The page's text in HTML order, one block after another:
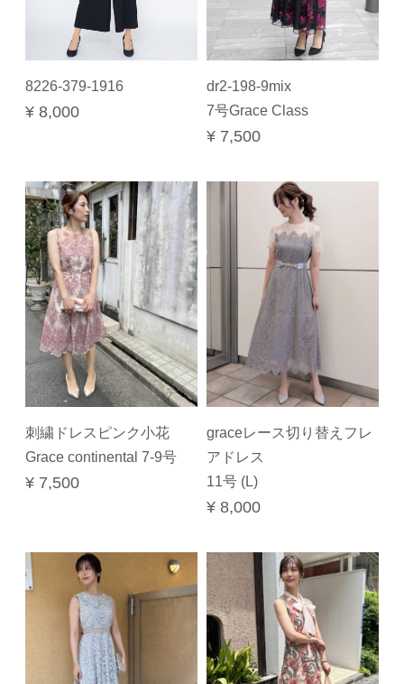
8226-379-1916
¥ 8,000
dr2-198-9mix
7号Grace Class
¥ 7,500
刺繍ドレスピンク小花
Grace continental 7-9号
¥ 7,500
graceレース切り替えフレ
アドレス
11号 (L)
¥ 8,000